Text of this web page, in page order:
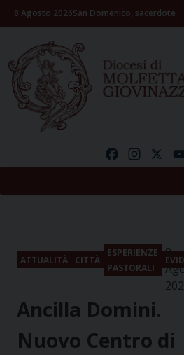
Skip8 Agosto 2026San Domenico, sacerdote
Facebook
ATTUALITÀ CITTÀ
ESPERIENZE
PASTORALI
8
Ancilla Domini.
Nuovo Centro di